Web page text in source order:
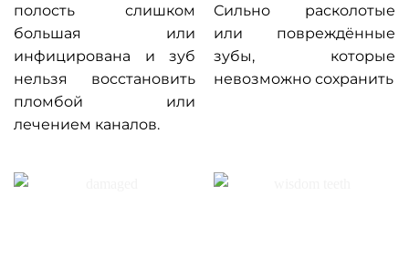
полость слишком
большая или
инфицирована и зуб
нельзя восстановить
пломбой или
лечением каналов.
Сильно расколотые
или повреждённые
зубы, которые
невозможно сохранить